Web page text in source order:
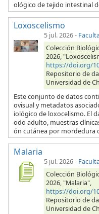
ológico de tejido intestinal
Loxoscelismo
5 jul. 2026-
Colección
2026,
https://doi.org/
Repositorio de
Universidad de
Este conjunto de datos
ovisual y metadatos
iológico de loxocelismo. El
odo adulto, muestras
ón cutánea por mordedura
Malaria
5 jul. 2026-
Colección
2026, "Malaria",
https://doi.org/
Repositorio de
Universidad de